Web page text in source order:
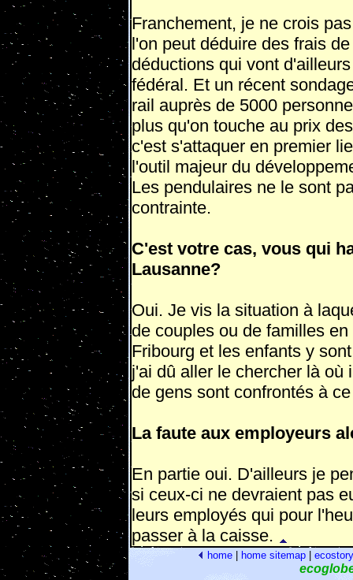
Franchement, je ne crois
l'on peut dé­duire des frais
déductions qui vont
fédéral. Et un récent
rail auprès de 5000
plus qu'on touche au prix
c'est s'attaquer en premier
l'outil ma­jeur du
Les pendu­laires ne le sont
contrainte.
C'est votre cas, vous qui
Lausanne?
Oui. Je vis la situation à
de couples ou de familles
Fribourg et les enfants y
j'ai dû aller le chercher là où
de gens sont con­frontés à
La faute aux employeurs
En partie oui. D'ailleurs je
si ceux-ci ne devraient pas
leurs employés qui pour
passer à la caisse.
home| home sitemap| ecostory